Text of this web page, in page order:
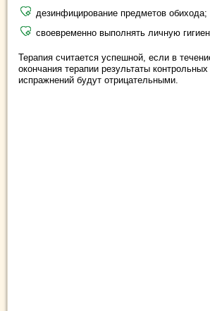
дезинфицирование предметов обихода;
своевременно выполнять личную
Терапия считается успешной, если в
окончания терапии результаты
испражнений будут отрицательными.